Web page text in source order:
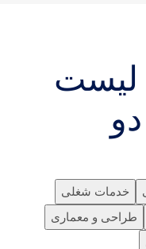
لیست
خدمات شغلی
طراحی و معماری